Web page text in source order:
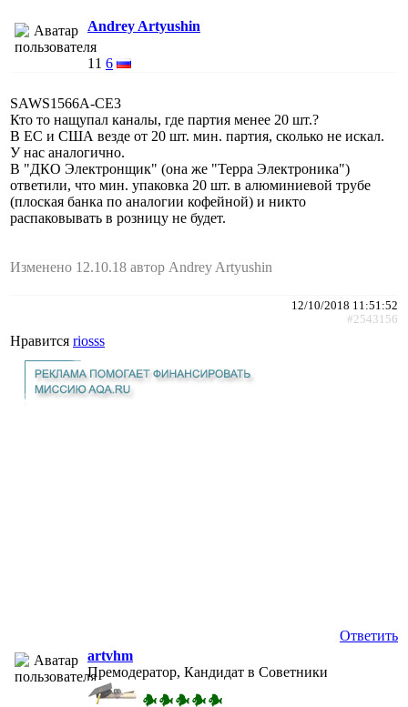
Andrey Artyushin
11 6
SAWS1566A-CE3
Кто то нащупал каналы, где партия менее 20 шт.?
В ЕС и США везде от 20 шт. мин. партия, сколько не искал.
У нас аналогично.
В "ДКО Электронщик" (она же "Терра Электроника")
ответили, что мин. упаковка 20 шт. в алюминиевой трубе
(плоская банка по аналогии кофейной) и никто
распаковывать в розницу не будет.
Изменено 12.10.18 автор Andrey Artyushin
12/10/2018 11:51:52
#2543156
Нравится riosss
Ответить
artvhm
Премодератор, Кандидат в Советники